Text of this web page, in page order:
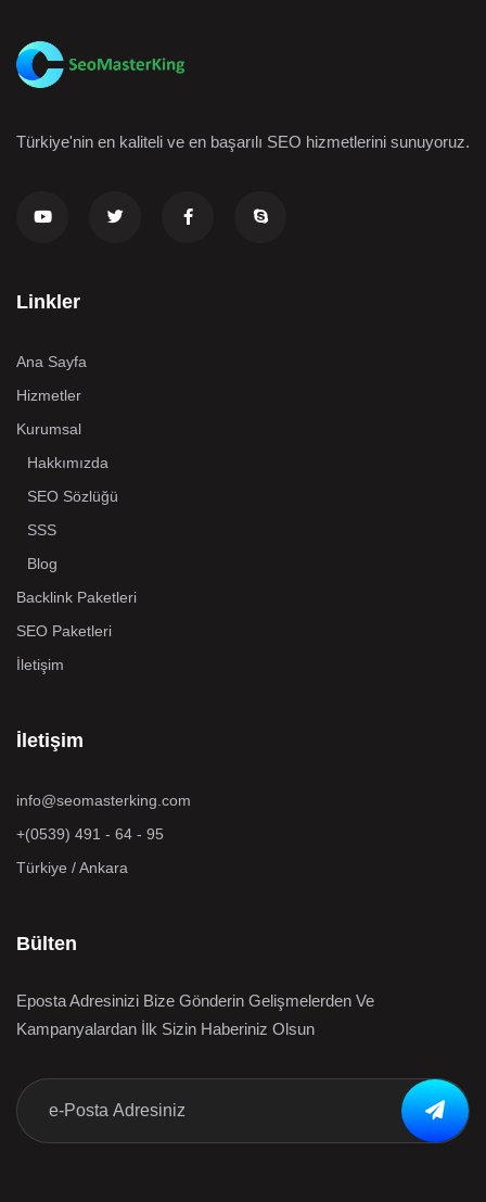
Türkiye'nin en kaliteli ve en başarılı SEO hizmetlerini sunuyoruz.
Linkler
Ana Sayfa
Hizmetler
Kurumsal
Hakkımızda
SEO Sözlüğü
SSS
Blog
Backlink Paketleri
SEO Paketleri
İletişim
İletişim
info@seomasterking.com
+(0539) 491 - 64 - 95
Türkiye / Ankara
Bülten
Eposta Adresinizi Bize Gönderin Gelişmelerden Ve
Kampanyalardan İlk Sizin Haberiniz Olsun